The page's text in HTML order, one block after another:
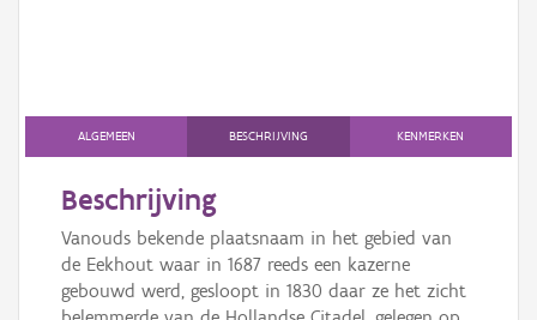
Persoon of collectief
Downloads
Hergebruik
Aanmelden
ALGEMEEN BESCHRIJVING KENMERKEN
Beschrijving
Vanouds bekende plaatsnaam in het gebied van
de Eekhout waar in 1687 reeds een kazerne
gebouwd werd, gesloopt in 1830 daar ze het zicht